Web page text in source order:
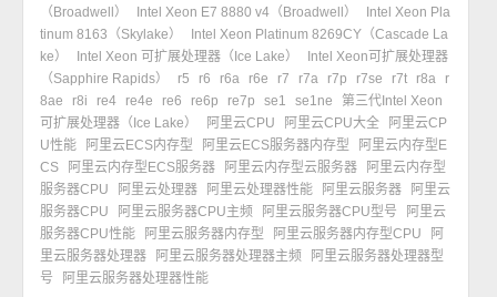
（Broadwell）
Intel Xeon E7 8880 v4（Broadwell）
Intel Xeon Pla
tinum 8163（Skylake）
Intel Xeon Platinum 8269CY（Cascade La
ke）
Intel Xeon 可扩展处理器（Ice Lake）
Intel Xeon可扩展处理器
（Sapphire Rapids）
r5 r6 r6a r6e r7 r7a r7p r7se r7t r8a
r
8ae
r8i re4 re4e re6 re6p re7p se1 se1ne
第三代Intel Xeon
可扩展处理器（Ice Lake）
阿里云CPU 阿里云CPU大全
阿里云CP
U性能
阿里云ECS内存型 阿里云ECS服务器内存型
阿里云内存型E
CS
阿里云内存型ECS服务器 阿里云内存型云服务器
阿里云内存型
服务器CPU
阿里云处理器 阿里云处理器性能 阿里云服务器
阿里云
服务器CPU
阿里云服务器CPU主频 阿里云服务器CPU型号
阿里云
服务器CPU性能
阿里云服务器内存型 阿里云服务器内存型CPU
阿
里云服务器处理器
阿里云服务器处理器主频
阿里云服务器处理器型
号
阿里云服务器处理器性能